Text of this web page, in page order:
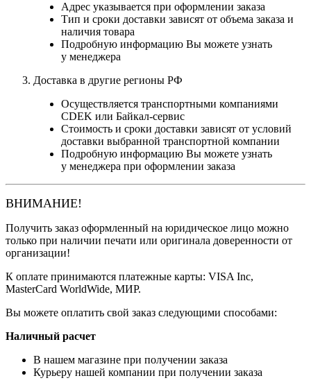
Адрес указывается при оформлении заказа
Тип и сроки доставки зависят от объема заказа и
наличия товара
Подробную информацию Вы можете узнать
у менеджера
Доставка в другие регионы РФ
Осуществляется транспортными компаниями
CDEK или Байкал-сервис
Стоимость и сроки доставки зависят от условий
доставки выбранной транспортной компании
Подробную информацию Вы можете узнать
у менеджера при оформлении заказа
ВНИМАНИЕ!
Получить заказ оформленный на юридическое лицо можно
только при наличии печати или оригинала доверенности от
организации!
К оплате принимаются платежные карты: VISA Inc,
MasterCard WorldWide, МИР.
Вы можете оплатить свой заказ следующими способами:
Наличный расчет
В нашем магазине при получении заказа
Курьеру нашей компании при получении заказа